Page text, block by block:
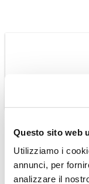
Questo sito web
Utilizziamo i
annunci, per
analizzare il
AUSTRALIA: IL
Lungo la